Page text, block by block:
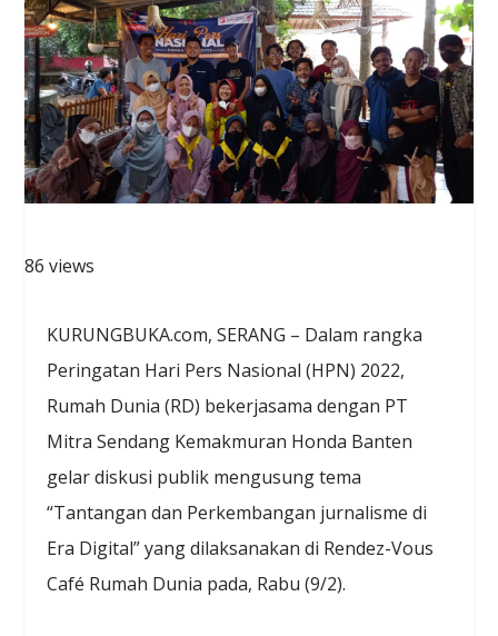
86 views
KURUNGBUKA.com, SERANG – Dalam rangka
Peringatan Hari Pers Nasional (HPN) 2022,
Rumah Dunia (RD) bekerjasama dengan PT
Mitra Sendang Kemakmuran Honda Banten
gelar diskusi publik mengusung tema
“Tantangan dan Perkembangan jurnalisme di
Era Digital” yang dilaksanakan di Rendez-Vous
Café Rumah Dunia pada, Rabu (9/2).